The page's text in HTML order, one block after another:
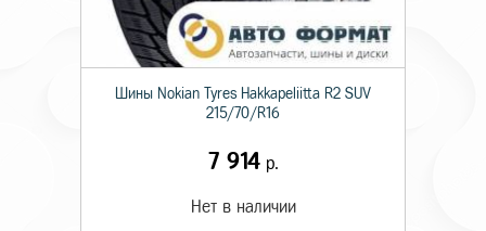
Шины Nokian Tyres Hakkapeliitta R2 SUV
215/70/R16
7 914р.
Нет в наличии